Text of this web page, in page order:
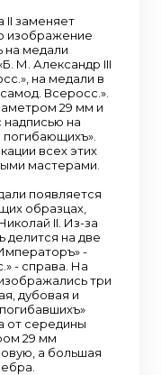
II заменяет
изображение
на медали
М. Александр III
на медали в
Всеросс.».
29 мм и
на
всех этих
мастерами.
появляется
образцах,
II. Из-за
делится на две
-
- справа. На
три
дубовая и
от середины
29 мм
а большая